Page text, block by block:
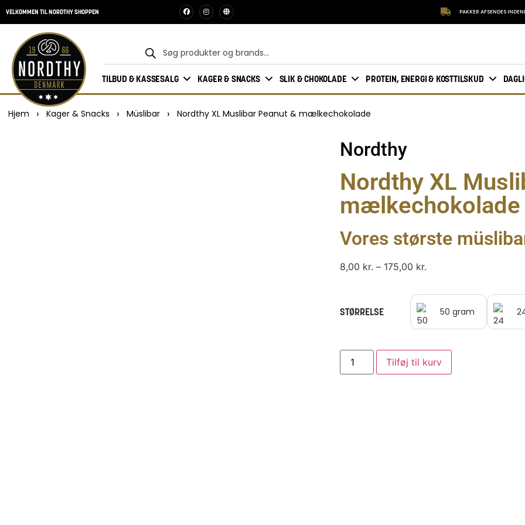
VELKOMMEN TIL NORDTHY SHOPPEN PAKKER AFSENDES
TILBUD & KASSESALG KAGER & SNACKS SLIK & CHOKOLADE PROTEIN, ENERGI & KOSTTILSKUD
Hjem › Kager & Snacks › Müslibar › Nordthy XL Muslibar Peanut & mælkechokolade
Nordthy
Nordthy XL
mælkechokolade
Vores største
8,00 kr. – 175,00 kr.
STØRRELSE 50 gram
Tilføj til kurv